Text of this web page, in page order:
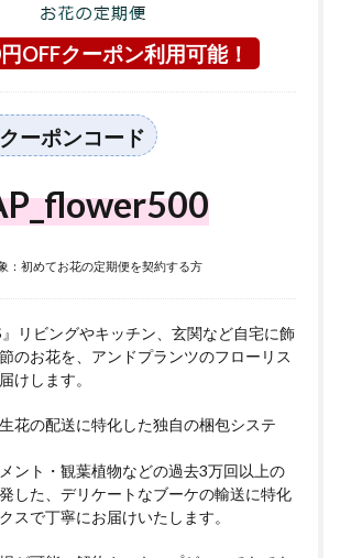
OFFクーポン利用可能！
ーポンコード
：初めてお花の定期便を契約する方
』リビングやキッチン、玄関など自宅に飾
のお花を、アンドプランツのフローリス
けします。
花の配送に特化した独自の梱包システ
ント・観葉植物などの過去3万回以上の
した、デリケートなブーケの輸送に特化
スで丁寧にお届けいたします。